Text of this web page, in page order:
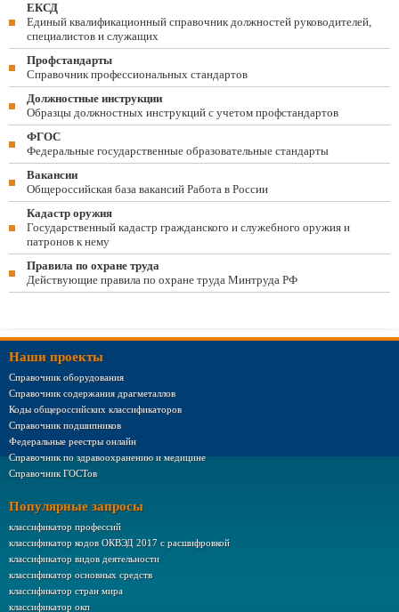
ЕКСД
Единый квалификационный справочник должностей руководителей,
специалистов и служащих
Профстандарты
Справочник профессиональных стандартов
Должностные инструкции
Образцы должностных инструкций с учетом профстандартов
ФГОС
Федеральные государственные образовательные стандарты
Вакансии
Общероссийская база вакансий Работа в России
Кадастр оружия
Государственный кадастр гражданского и служебного оружия и
патронов к нему
Правила по охране труда
Действующие правила по охране труда Минтруда РФ
Наши проекты
Справочник оборудования
Справочник содержания драгметаллов
Коды общероссийских классификаторов
Справочник подшипников
Федеральные реестры онлайн
Справочник по здравоохранению и медицине
Справочник ГОСТов
Популярные запросы
классификатор профессий
классификатор кодов ОКВЭД 2017 с расшифровкой
классификатор видов деятельности
классификатор основных средств
классификатор стран мира
классификатор окп